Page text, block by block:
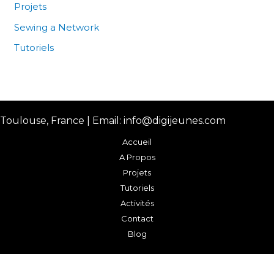
Projets
Sewing a Network
Tutoriels
Toulouse, France | Email: info@digijeunes.com
Accueil
A Propos
Projets
Tutoriels
Activités
Contact
Blog